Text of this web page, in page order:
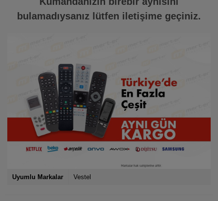
bulamadıysanız lütfen iletişime geçiniz.
Uyumlu Markalar Vestel